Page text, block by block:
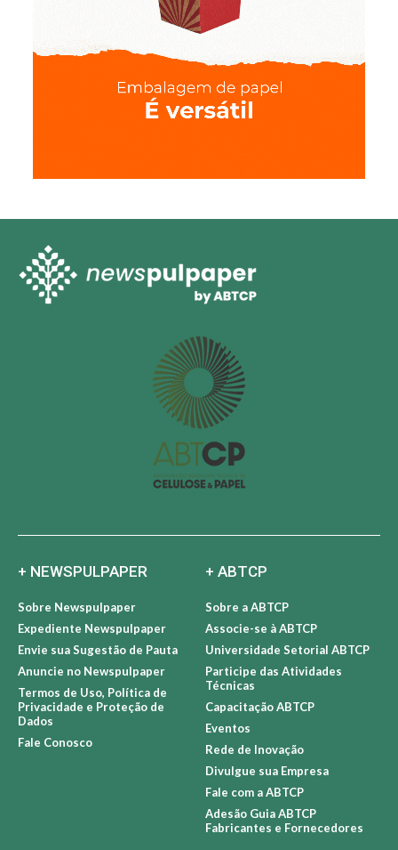
+ NEWSPULPAPER
Sobre Newspulpaper
Expediente Newspulpaper
Envie sua Sugestão de Pauta
Anuncie no Newspulpaper
Termos de Uso, Política de
Privacidade e Proteção de
Dados
Fale Conosco
+ ABTCP
Sobre a ABTCP
Associe-se à ABTCP
Universidade Setorial ABTCP
Participe das Atividades
Técnicas
Capacitação ABTCP
Eventos
Rede de Inovação
Divulgue sua Empresa
Fale com a ABTCP
Adesão Guia ABTCP
Fabricantes e Fornecedores